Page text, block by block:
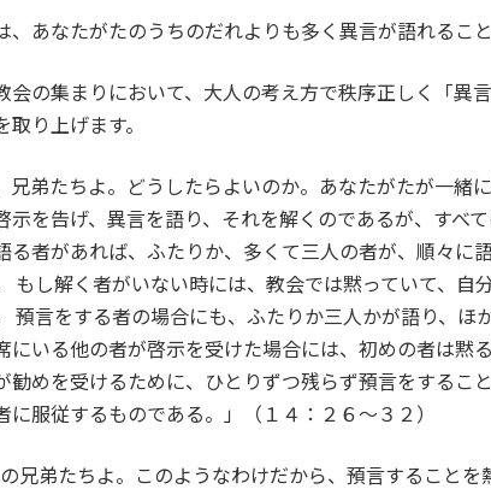
、あなたがたのうちのだれよりも多く異言が語れるこ
の集まりにおいて、大人の考え方で秩序正しく「異
取り上げます。
兄弟たちよ。どうしたらよいのか。あなたがたが一緒
示を告げ、異言を語り、それを解くのであるが、すべ
る者があれば、ふたりか、多くて三人の者が、順々に
もし解く者がいない時には、教会では黙っていて、自
預言をする者の場合にも、ふたりか三人かが語り、ほ
にいる他の者が啓示を受けた場合には、初めの者は黙
勧めを受けるために、ひとりずつ残らず預言をするこ
に服従するものである。」（１４：２６～３２）
の兄弟たちよ。このようなわけだから、預言すること